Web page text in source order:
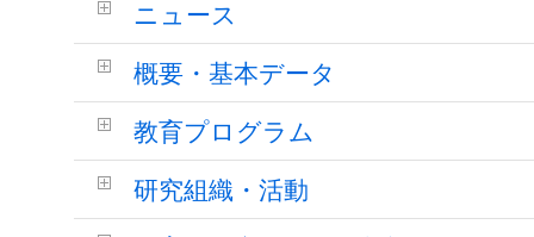
ニュース
概要・基本データ
教育プログラム
研究組織・活動